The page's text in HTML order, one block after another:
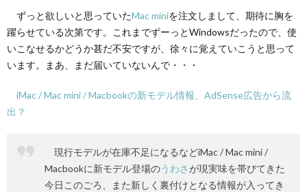
ずっと欲しいと思っていたMac miniを注文しまして、期待に胸を
躍らせている次第です。これまでずーっとWindowsだったので、使
いこなせるかどうか甚だ不安ですが、徐々に覚えていこうと思って
います。まあ、まだ届いていないんで・・・
iMac / Mac mini / Macbookの新モデル情報、AdSense広告から流
出？
現行モデルが在庫不足になるなどiMac / Mac mini /
Macbookに新モデル登場のうわさが現実味を帯びてきた
今日このごろ、また新しく裏付けとなる情報が入ってき